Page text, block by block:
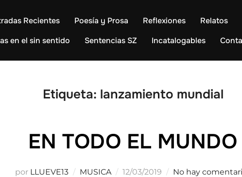
Recientes Poesía y Prosa Reflexiones
Relatos
en el sin sentido Sentencias SZ Incatalogables
Etiqueta: lanzamiento mundial
EN TODO EL MUNDO
por LLUEVE13 MUSICA
Publicado
12/03/2019 No hay